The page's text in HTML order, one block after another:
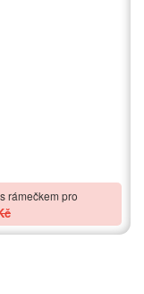
rámečkem pro